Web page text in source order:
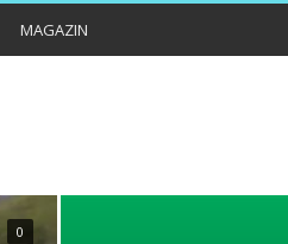
MAGAZIN
0